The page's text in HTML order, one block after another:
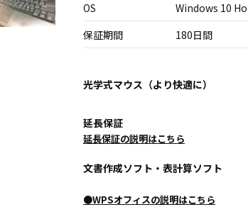
OS
Windows 10
保証期間
180日間
光学式マウス（より快適に）
延長保証
延長保証の説明はこちら
文書作成ソフト・表計算ソフト
●WPSオフィスの説明はこちら